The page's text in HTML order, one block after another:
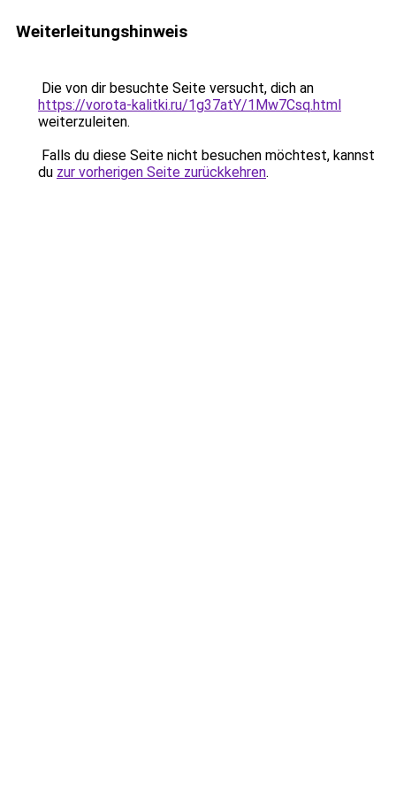
Weiterleitungshinweis
Die von dir besuchte Seite versucht, dich an
https://vorota-kalitki.ru/1g37atY/1Mw7Csq.html
weiterzuleiten.
Falls du diese Seite nicht besuchen möchtest, kannst
du zur vorherigen Seite zurückkehren.